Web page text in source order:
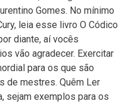
Gomes. No mínimo
leia esse livro O Códico
diante, aí vocês
vão agradecer. Exercitar
para os que são
de mestres. Quêm Ler
sejam exemplos para os